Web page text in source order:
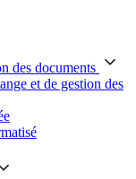
des documents
et de gestion des